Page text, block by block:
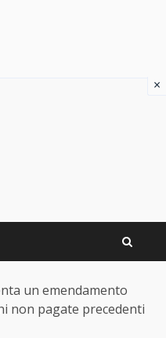
un emendamento
non pagate precedenti
×